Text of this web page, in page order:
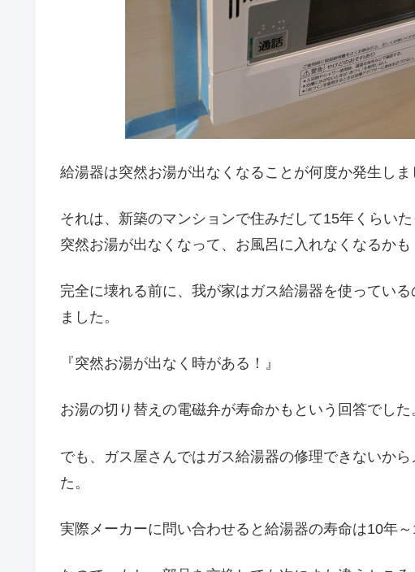
給湯器は突然お湯が出なくなることが何度か発生しま
それは、新築のマンションで住みだして15年くらいた
突然お湯が出なくなって、お風呂に入れなくなるか
完全に壊れる前に、我が家はガス給湯器を使ってい
ました。
『突然お湯が出なく時がある！』
お湯の切り替えの電磁弁が寿命かもという回答でした
でも、ガス屋さんではガス給湯器の修理できないか
た。
実際メーカーに問い合わせると給湯器の寿命は10年～